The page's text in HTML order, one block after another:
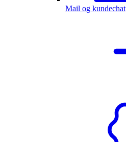
Mail og kundechat